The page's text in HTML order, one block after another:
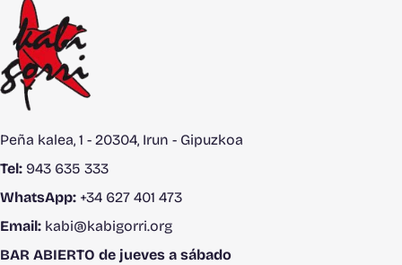
Peña kalea, 1 - 20304, Irun - Gipuzkoa
Tel: 943 635 333
WhatsApp: +34 627 401 473
Email: kabi@kabigorri.org
BAR ABIERTO de jueves a sábado